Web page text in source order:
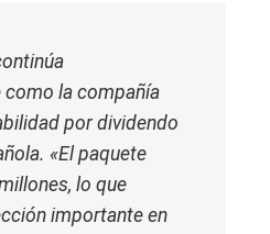
la compañía
por dividendo
«El paquete
lo que
importante en